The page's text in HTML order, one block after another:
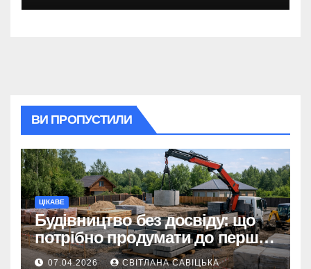
ВИ ПРОПУСТИЛИ
ЦІКАВЕ
Будівництво без досвіду: що
потрібно продумати до першої
доставки на ділянку
07.04.2026 СВІТЛАНА САВІЦЬКА